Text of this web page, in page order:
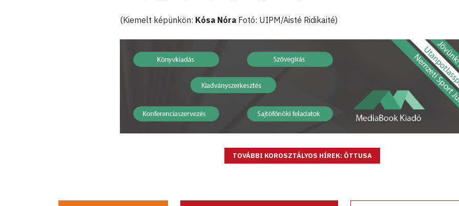
(Kiemelt képünkön: Kósa Nóra Fotó: UIPM/Aisté Ridikaité)
TOVÁBBI KOROSZTÁLYOS HÍREK: ÖTTUSA